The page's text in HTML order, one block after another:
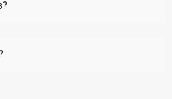
информацию о